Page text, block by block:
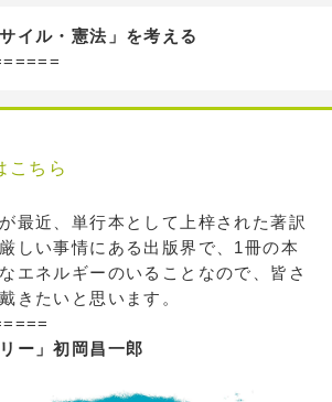
イル・憲法」を考える
こちら
最近、単行本として上梓された著訳
しい事情にある出版界で、1冊の本
エネルギーのいることなので、皆さ
きたいと思います。
ー」初岡昌一郎